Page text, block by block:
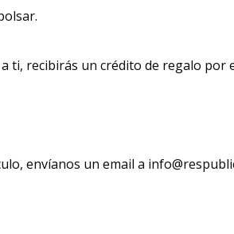
ti, recibirás un crédito de regalo por
envíanos un email a